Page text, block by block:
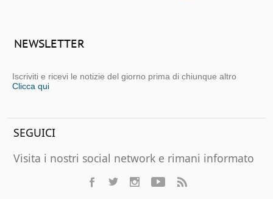
NEWSLETTER
Iscriviti e ricevi le notizie del giorno prima di chiunque altro
Clicca qui
SEGUICI
Visita i nostri social network e rimani informato